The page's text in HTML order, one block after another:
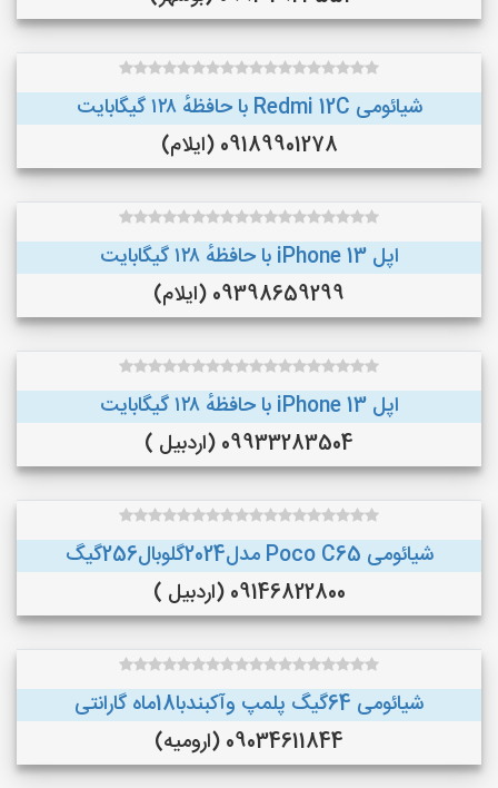
شیائومی Redmi 12C با حافظهٔ ۱۲۸ گیگابایت
09189901278 (ایلام)
اپل iPhone 13 با حافظهٔ ۱۲۸ گیگابایت
09398659299 (ایلام)
اپل iPhone 13 با حافظهٔ ۱۲۸ گیگابایت
09933283504 (اردبیل )
شیائومی Poco C65 مدل2024گلوبال256گیگ
09146822800 (اردبیل )
شیائومی 64گیگ پلمپ وآکبندبا18ماه گارانتی
09034611844 (ارومیه)